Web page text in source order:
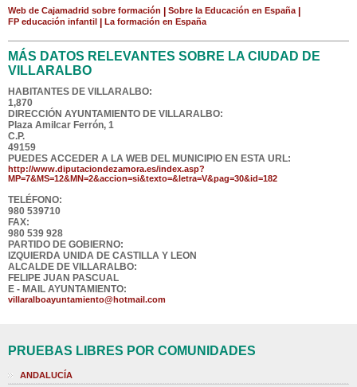
Web de Cajamadrid sobre formación Sobre la Educación en España
FP educación infantil La formación en España
MÁS DATOS RELEVANTES SOBRE LA CIUDAD DE
VILLARALBO
HABITANTES DE VILLARALBO:
1,870
DIRECCIÓN AYUNTAMIENTO DE VILLARALBO:
Plaza Amilcar Ferrón, 1
C.P.
49159
PUEDES ACCEDER A LA WEB DEL MUNICIPIO EN ESTA URL:
http://www.diputaciondezamora.es/index.asp?
MP=7&MS=12&MN=2&accion=si&texto=&letra=V&pag=30&id=182
TELÉFONO:
980 539710
FAX:
980 539 928
PARTIDO DE GOBIERNO:
IZQUIERDA UNIDA DE CASTILLA Y LEON
ALCALDE DE VILLARALBO:
FELIPE JUAN PASCUAL
E - MAIL AYUNTAMIENTO:
villaralboayuntamiento@hotmail.com
PRUEBAS LIBRES POR COMUNIDADES
ANDALUCÍA